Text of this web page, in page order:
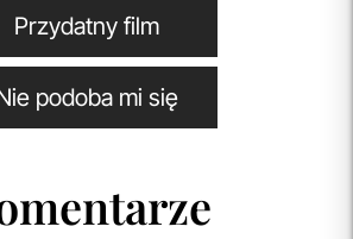
Przydatny film
podoba mi się